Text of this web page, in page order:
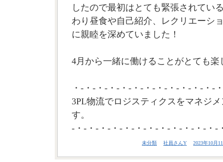
したので最初はとても緊張されてい
わり昼食や自己紹介、レクリエーシ
に親睦を深めていました！
4月から一緒に働けることがとても楽
・-・-・-・-・-・-・-・-・-・-・-・-
3PL物流でロジスティクスをマネジ
す。
-・-・-・-・-・-・-・-・-・-・-・-・-
未分類 社員さんY 2023年10月